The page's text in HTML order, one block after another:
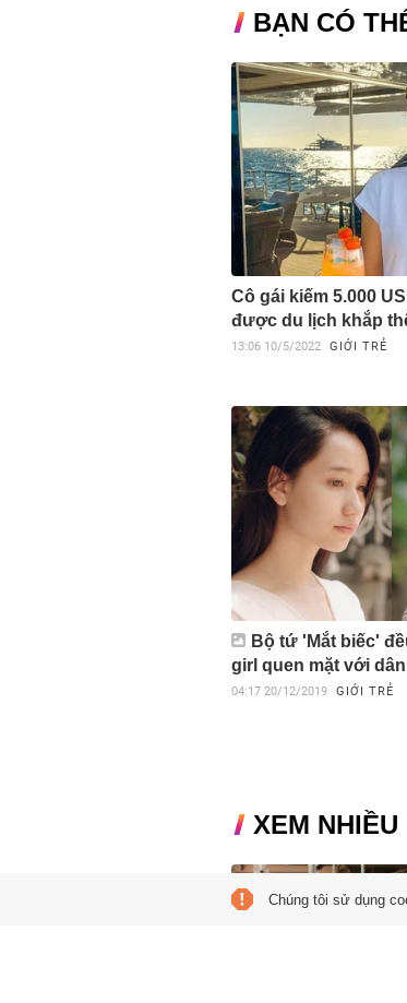
BẠN CÓ
Cô gái kiếm 5.000
được du lịch khắp
13:06 10/5/2022 GIỚI TRẺ
Bộ tứ 'Mắt biếc'
girl quen mặt với
04:17 20/12/2019 GIỚI TRẺ
XEM NHIỀU
Chúng tôi sử dụng